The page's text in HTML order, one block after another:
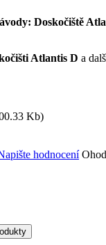
Doskočiště
Atlantis D a
Kb)
hodnocení